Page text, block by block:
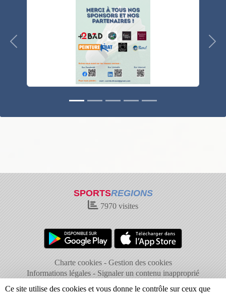
Précedent
SPORTSREGIONS
7970 visites
Charte cookies
Gestion des cookies
Informations légales
Signaler un contenu inapproprié
Ce site utilise des cookies et vous donne le contrôle sur ceux que